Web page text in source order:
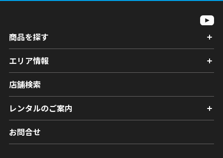
商品を探す
エリア情報
店舗検索
レンタルのご案内
お問合せ